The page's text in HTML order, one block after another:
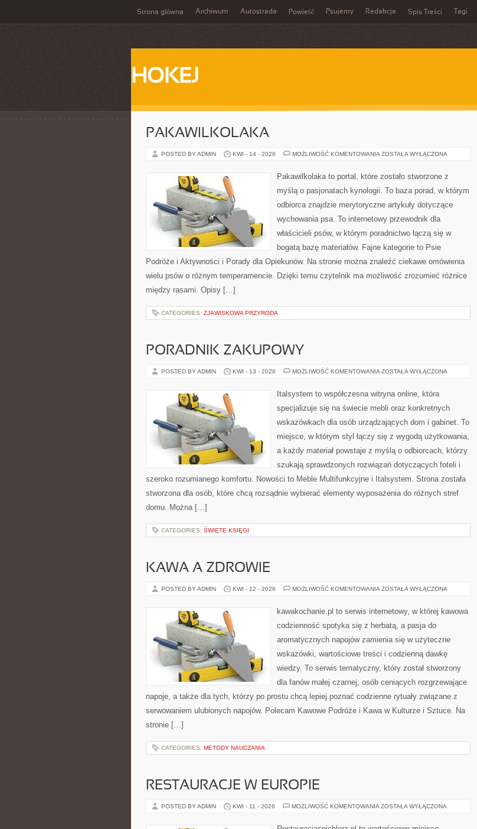
Strona główna Archiwum Autostrada Powieść Psujemy Redakcja Spis Treści Tagi
HOKEJ
PAKAWILKOLAKA
POSTED BY ADMIN KWI - 14 - 2026 MOŻLIWOŚĆ KOMENTOWANIA PAKAWILKOLAKA
ZOSTAŁA WYŁĄCZONA
Pakawilkolaka to portal, które zostało stworzone z
myślą o pasjonatach kynologii. To baza porad, w którym
odbiorca znajdzie merytoryczne artykuły dotyczące
wychowania psa. To internetowy przewodnik dla
właścicieli psów, w którym poradnictwo łączą się w
bogatą bazę materiałów. Fajne kategorie to Psie
Podróże i Aktywności i Porady dla Opiekunów. Na stronie można znaleźć ciekawe omówienia
wielu psów o różnym temperamencie. Dzięki temu czytelnik ma możliwość zrozumieć różnice
między rasami. Opisy […]
CATEGORIES: ZJAWISKOWA PRZYRODA
PORADNIK ZAKUPOWY
POSTED BY ADMIN KWI - 13 - 2026 MOŻLIWOŚĆ KOMENTOWANIA PORADNIK
ZOSTAŁA WYŁĄCZONA
Italsystem to współczesna witryna online, która
specjalizuje się na świecie mebli oraz konkretnych
wskazówkach dla osób urządzających dom i gabinet. To
miejsce, w którym styl łączy się z wygodą użytkowania,
a każdy materiał powstaje z myślą o odbiorcach, którzy
szukają sprawdzonych rozwiązań dotyczących foteli i
szeroko rozumianego komfortu. Nowości to Meble Multifunkcyjne i Italsystem. Strona została
stworzona dla osób, które chcą rozsądnie wybierać elementy wyposażenia do różnych stref
domu. Można […]
CATEGORIES: ŚWIĘTE KSIĘGI
KAWA A ZDROWIE
POSTED BY ADMIN KWI - 12 - 2026 MOŻLIWOŚĆ KOMENTOWANIA KAWA
ZOSTAŁA WYŁĄCZONA
kawakochanie.pl to serwis internetowy, w której kawowa
codzienność spotyka się z herbatą, a pasja do
aromatycznych napojów zamienia się w użyteczne
wskazówki, wartościowe treści i codzienną dawkę
wiedzy. To serwis tematyczny, który został stworzony
dla fanów małej czarnej, osób ceniących rozgrzewające
napoje, a także dla tych, którzy po prostu chcą lepiej poznać codzienne rytuały związane z
serwowaniem ulubionych napojów. Polecam Kawowe Podróże i Kawa w Kulturze i Sztuce. Na
stronie […]
CATEGORIES: METODY NAUCZANIA
RESTAURACJE W EUROPIE
POSTED BY ADMIN KWI - 11 - 2026 MOŻLIWOŚĆ KOMENTOWANIA RESTAURACJE
ZOSTAŁA WYŁĄCZONA